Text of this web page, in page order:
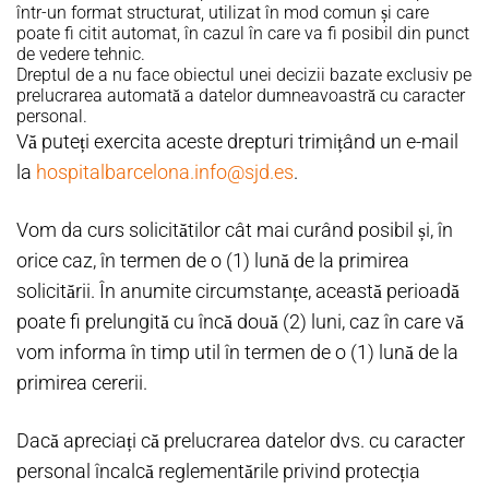
într-un format structurat, utilizat în mod comun și care
poate fi citit automat, în cazul în care va fi posibil din punct
de vedere tehnic.
Dreptul de a nu face obiectul unei decizii bazate exclusiv pe
prelucrarea automată a datelor dumneavoastră cu caracter
personal.
Vă puteți exercita aceste drepturi trimițând un e-mail
la hospitalbarcelona.info@sjd.es.
Vom da curs solicitătilor cât mai curând posibil și, în
orice caz, în termen de o (1) lună de la primirea
solicitării. În anumite circumstanțe, această perioadă
poate fi prelungită cu încă două (2) luni, caz în care vă
vom informa în timp util în termen de o (1) lună de la
primirea cererii.
Dacă apreciați că prelucrarea datelor dvs. cu caracter
personal încalcă reglementările privind protecția